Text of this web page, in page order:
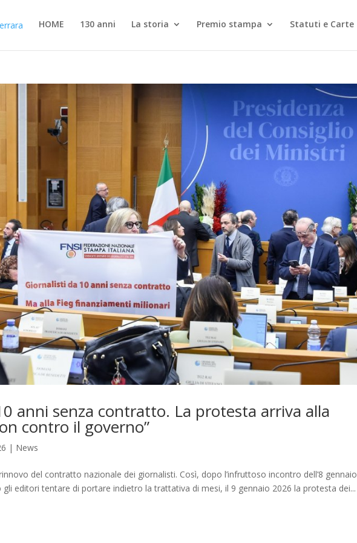
HOME 130 anni La storia Premio stampa Statuti e Carte
anni senza contratto. La protesta arriva alla
contro il governo”
| News
del contratto nazionale dei giornalisti. Così, dopo l’infruttoso incontro dell’8 gennaio
gli editori tentare di portare indietro la trattativa di mesi, il 9 gennaio 2026 la protesta dei...